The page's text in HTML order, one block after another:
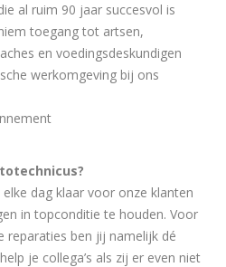
al ruim 90 jaar succesvol is
toegang tot artsen,
en voedingsdeskundigen
werkomgeving bij ons
dag klaar voor onze klanten
in topconditie te houden. Voor
reparaties ben jij namelijk dé
je collega’s als zij er even niet